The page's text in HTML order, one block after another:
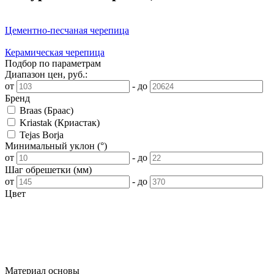
Цементно-песчаная черепица
Керамическая черепица
Подбор по параметрам
Диапазон цен, руб.:
от
- до
Бренд
Braas (Браас)
Kriastak (Криастак)
Tejas Borja
Минимальный уклон (°)
от
- до
Шаг обрешетки (мм)
от
- до
Цвет
Материал основы